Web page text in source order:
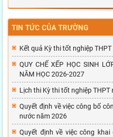
TIN TỨC CỦA TRƯỜNG
Kết quả Kỳ thi tốt nghiệp
QUY CHẾ XẾP HỌC SINH
NĂM HỌC 2026-2027
Lịch thi Kỳ thi tốt nghiệp THPT
Quyết định về việc công bố
nước năm 2026
Quyết định về việc công